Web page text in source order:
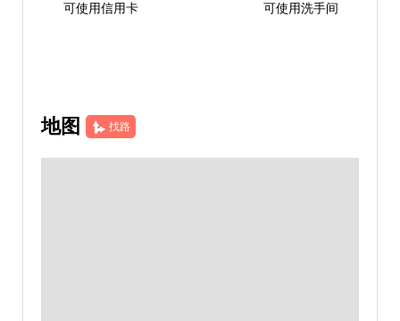
可使用信用卡 可使用洗手间
地图 找路